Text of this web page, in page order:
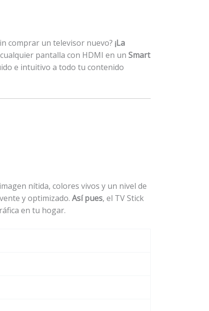
comprar un televisor nuevo? ¡La
pantalla con HDMI en un Smart
e intuitivo a todo tu contenido
nítida, colores vivos y un nivel de
y optimizado. Así pues, el TV Stick
en tu hogar.